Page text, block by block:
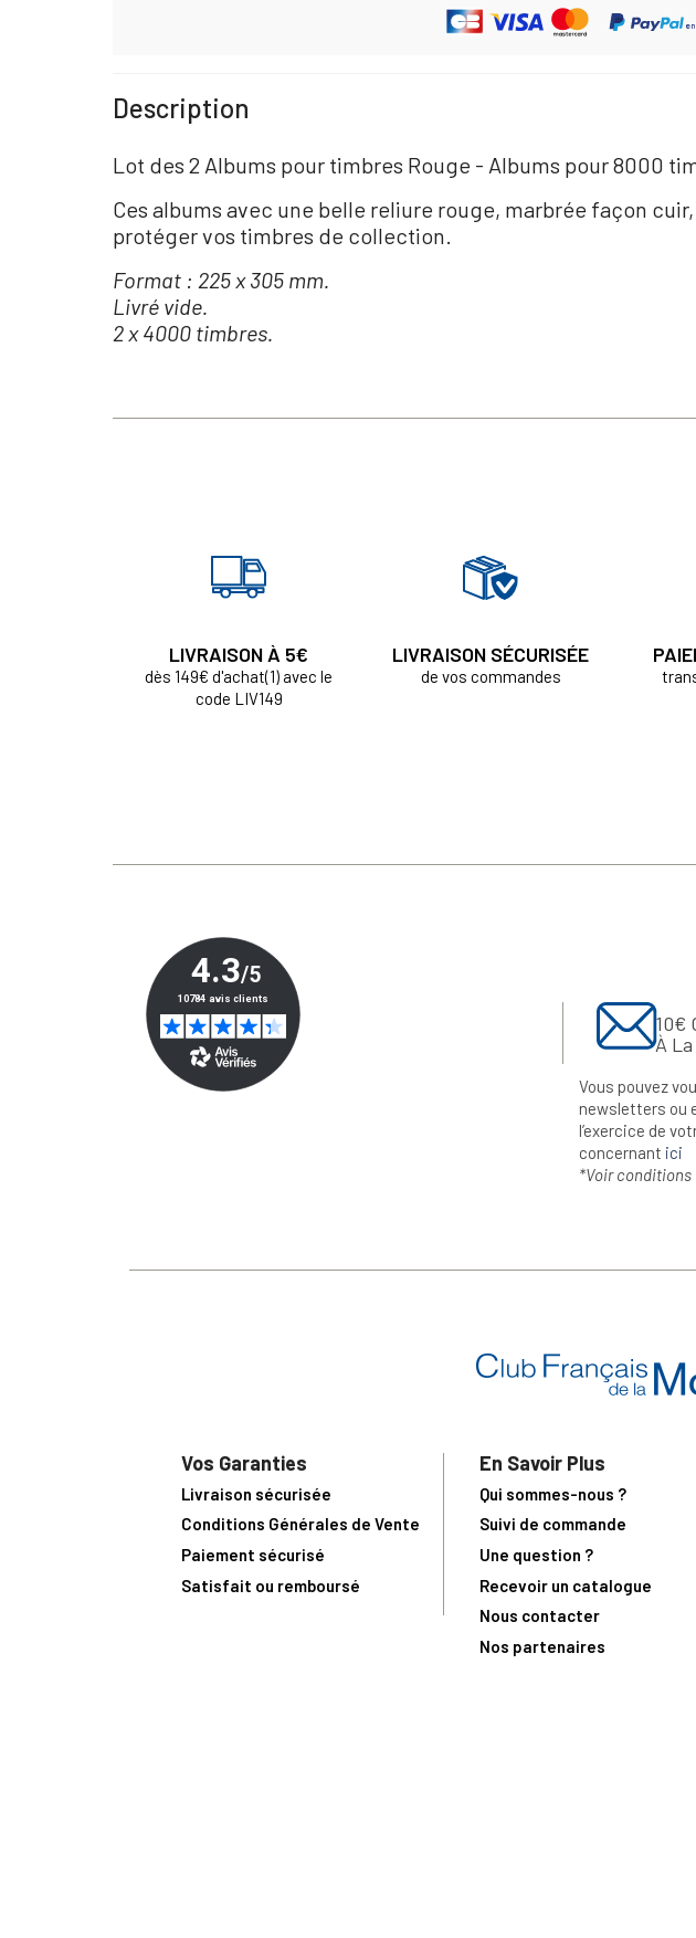
Description
Lot des 2 Albums pour timbres Rouge - Albums pour 8000
Ces albums avec une belle reliure rouge, marbrée façon
protéger vos timbres de collection.
Format : 225 x 305 mm.
Livré vide.
2 x 4000 timbres.
LIVRAISON À 5€
dès 149€ d'achat(1) avec le
code LIV149
LIVRAISON SÉCURISÉE
de vos commandes
10€
À
Vous pouvez
newsletters ou
l’exercice de
concernant ici
*Voir
Vos Garanties
Livraison sécurisée
Conditions Générales de Vente
Paiement sécurisé
Satisfait ou remboursé
En Savoir Plus
Qui sommes-nous ?
Suivi de commande
Une question ?
Recevoir un catalogue
Nous contacter
Nos partenaires